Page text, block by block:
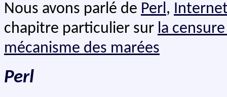
Nous avons parlé de Perl,
chapitre particulier sur la
mécanisme des marées
Perl